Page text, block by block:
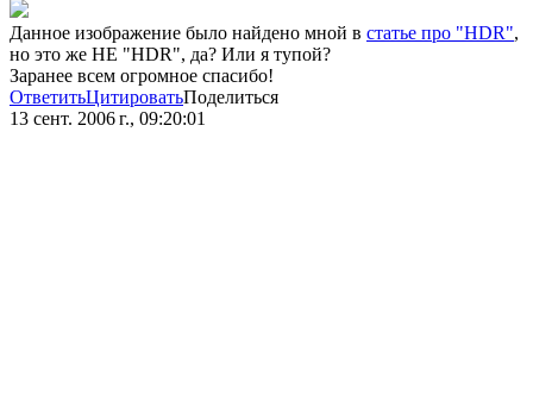
Данное изображение было найдено мной в статье про "HDR",
но это же НЕ "HDR", да? Или я тупой?
Заранее всем огромное спасибо!
ОтветитьЦитироватьПоделиться
13 сент. 2006 г., 09:20:01